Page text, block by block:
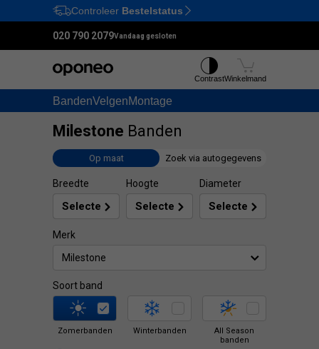
Ctrl M
Controleer Bestelstatus
020 790 2079Vandaag gesloten
BandenVelgenMontage
ContrastWinkelmand
Milestone Banden
Op maat Zoek via autogegevens
Breedte Hoogte Diameter
Merk
Milestone
Soort band
Zomerbanden Winterbanden
All Season
banden